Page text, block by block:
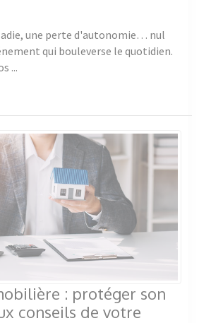
une perte d'autonomie… nul
qui bouleverse le quotidien.
...
: protéger son
conseils de votre